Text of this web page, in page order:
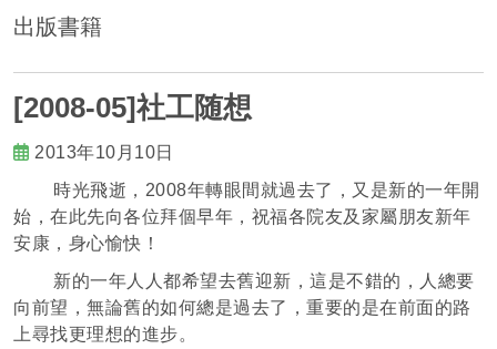
出版書籍
[2008-05]社工随想
2013年10月10日
時光飛逝，2008年轉眼間就過去了，又是新的一年開
始，在此先向各位拜個早年，祝福各院友及家屬朋友新年
安康，身心愉快！
新的一年人人都希望去舊迎新，這是不錯的，人總要
向前望，無論舊的如何總是過去了，重要的是在前面的路
上尋找更理想的進步。